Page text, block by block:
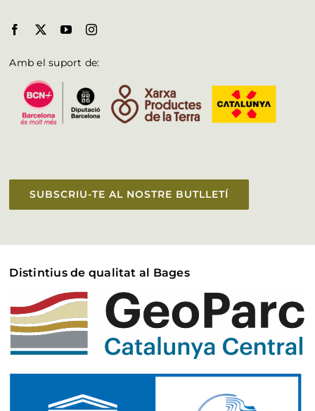
Amb el suport de:
SUBSCRIU-TE AL NOSTRE BUTLLETÍ
Distintius de qualitat al Bages